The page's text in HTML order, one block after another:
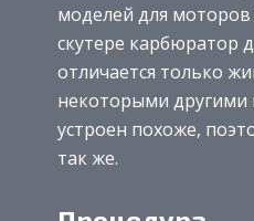
моделей для
скутере карбюратор
отличается только
некоторыми
устроен похоже,
так же.